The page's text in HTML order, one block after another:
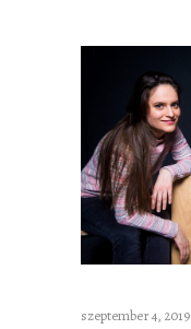
szeptember 4, 2019